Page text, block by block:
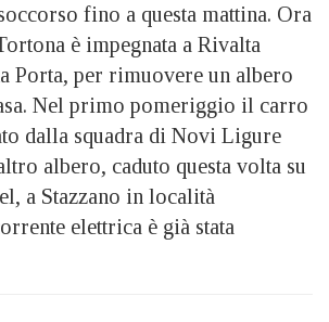
fino a questa mattina. Ora
è impegnata a Rivalta
Porta, per rimuovere un albero
Nel primo pomeriggio il carro
dalla squadra di Novi Ligure
albero, caduto questa volta su
a Stazzano in località
elettrica è già stata